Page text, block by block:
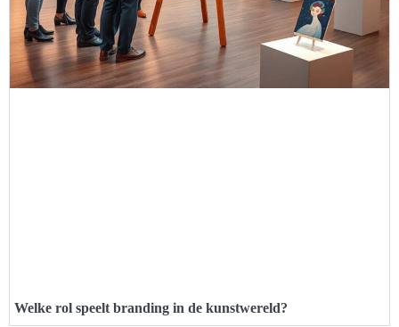
Welke rol speelt branding in de kunstwereld?